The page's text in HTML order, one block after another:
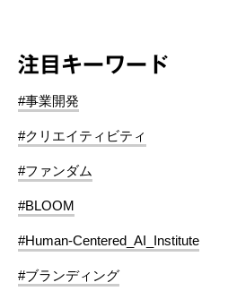
注目キーワード
#事業開発
#クリエイティビティ
#ファンダム
#BLOOM
#Human-Centered_AI_Institute
#ブランディング